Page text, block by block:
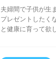
夫婦間で子供が生
プレゼントしたく
と健康に育って欲